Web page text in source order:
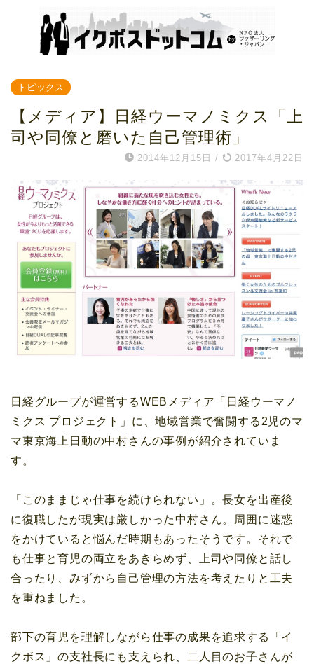
トピックス
【メディア】日経ウーマノミクス「上
司や同僚と磨いた自己管理術」
2014年12月15日 / 2017年4月22日
日経グループが運営するWEBメディア「日経ウーマノ
ミクス プロジェクト」に、地域営業で奮闘する2児のマ
マ東京海上日動の中村さんの事例が紹介されていま
す。
「このままじゃ仕事を続けられない」。長女を出産後
に復職したが現実は厳しかった中村さん。周囲に迷惑
をかけていると悩んだ時期もあったそうです。それで
も仕事と育児の両立をあきらめず、上司や同僚と話し
合ったり、みずから自己管理の方法を考えたりと工夫
を重ねました。
部下の育児を理解しながら仕事の成果を追求する「イ
クボス」の支社長にも支えられ、二人目のお子さんが